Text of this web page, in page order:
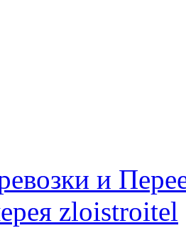
и
zloistroitel